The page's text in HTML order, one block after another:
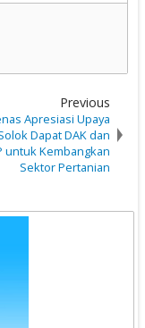
Previous
Apresiasi Upaya
Dapat DAK dan
untuk Kembangkan
Sektor Pertanian